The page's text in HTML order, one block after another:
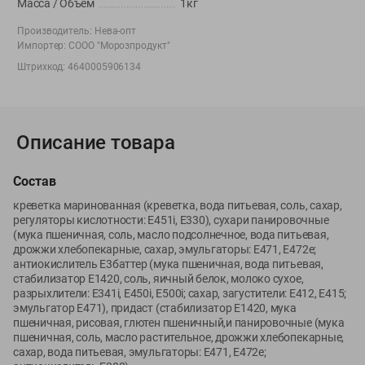
Вакансии👋
Корпоративный сайт Green
Минске.
соглашения
Номер уполномоченных рассматривать обращения покупателей в
соответствии с законодательством об обращениях граждан и
юридических лиц: Отдел торговли и услуг Администрации
Фрунзенского района г. Минска + 375 17 272 73 84 .
Номер и адрес электронной почты лица, уполномоченного
продавцом рассматривать обращения покупателей о нарушении их
прав, предусмотренных законодательством о защите прав
потребителей: +375 44 560-60-61, shop@green-dostavka.by.
Способы оплаты товара:
Масса / Объем
1кг
Производитель: Нева-опт
Импортер: СООО "Морозпродукт"
Штрихкод:4640005906134
Описание товара
Состав
креветка маринованная (креветка, вода питьевая, соль, сахар,
регуляторы кислотности: Е451i, Е330), сухари панировочные
(мука пшеничная, соль, масло подсолнечное, вода питьевая,
дрожжи хлебопекарные, сахар, эмульгаторы: Е471, Е472е;
антиокислитель Е3баттер (мука пшеничная, вода питьевая,
стабилизатор Е1420, соль, яичный белок, молоко сухое,
разрыхлители: Е341i, Е450i, Е500i; сахар, загустители: Е412, Е415;
эмульгатор Е471), придаст (стабилизатор Е1420, мука
пшеничная, рисовая, глютен пшеничный,и панировочные (мука
пшеничная, соль, масло растительное, дрожжи хлебопекарные,
сахар, вода питьевая, эмульгаторы: Е471, Е472е;